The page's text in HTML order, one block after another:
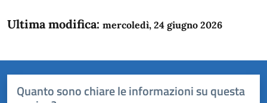
Ultima modifica: mercoledì, 24 giugno 2026
Quanto sono chiare le informazioni su questa